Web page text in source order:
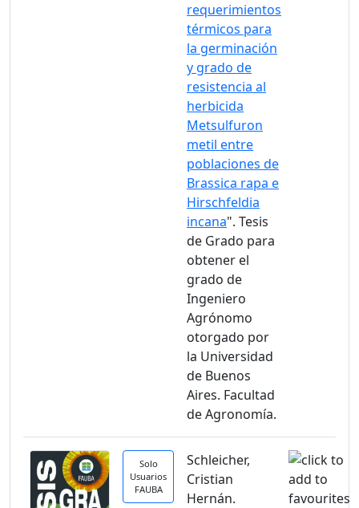
requerimientos
térmicos para
la germinación
y grado de
resistencia al
herbicida
Metsulfuron
metil entre
poblaciones de
Brassica rapa e
Hirschfeldia
incana". Tesis
de Grado para
obtener el
grado de
Ingeniero
Agrónomo
otorgado por
la Universidad
de Buenos
Aires. Facultad
de Agronomía.
Solo
Usuarios
FAUBA
Schleicher,
Cristian
Hernán.